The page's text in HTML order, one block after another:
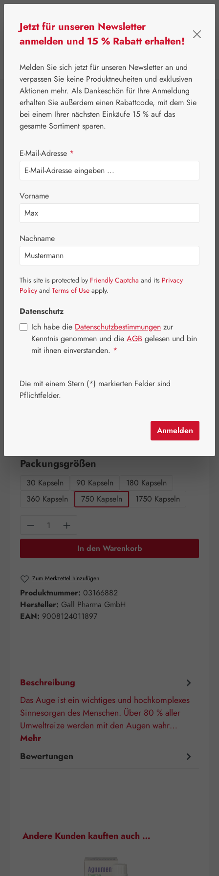
⌂ Gall Pharma Augen
Lutein / Zeaxanthin
GPH Kapseln
Bildergalerie überspringen
Regulärer Preis:
509,10 €
Inhalt:0.366 Kilogramm
Packungsgrößen
30 Kapseln 90 Kapseln
180 Kapseln
360 Kapseln
750 Kapseln 1750 Kapseln
Produkt Anzahl: Gib den gewünschten
In den Warenkorb
Zum Merkzettel hinzufügen
Produktnummer: 03166882
Hersteller: Gall Pharma GmbH
EAN: 9008124011897
Beschreibung
Das Auge ist ein wichtiges und hochkomplexes
Sinnesorgan des Menschen. Über 80 % aller
Umweltreize werden mit den Augen wahr…
Mehr
Bewertungen
Produktgalerie überspringen
Andere Kunden kauften auch …
Jetzt für unseren Newsletter
anmelden und 15 % Rabatt erhalten!
Melden Sie sich jetzt für unseren Newsletter an und
verpassen Sie keine Produktneuheiten und exklusiven
Aktionen mehr. Als Dankeschön für Ihre Anmeldung
erhalten Sie außerdem einen Rabattcode, mit dem Sie
bei einem Ihrer nächsten Einkäufe 15 % auf das
gesamte Sortiment sparen.
E-Mail-Adresse *
Vorname
Nachname
This site is protected by Friendly Captcha and its Privacy
Policy and Terms of Use apply.
Datenschutz
Ich habe die Datenschutzbestimmungen zur
Kenntnis genommen und die AGB gelesen und bin
mit ihnen einverstanden. *
Die mit einem Stern (*) markierten Felder sind
Pflichtfelder.
Anmelden